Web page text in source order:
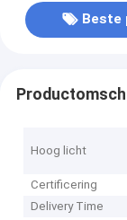
Beste
Hoog licht
Certificering
Delivery Time